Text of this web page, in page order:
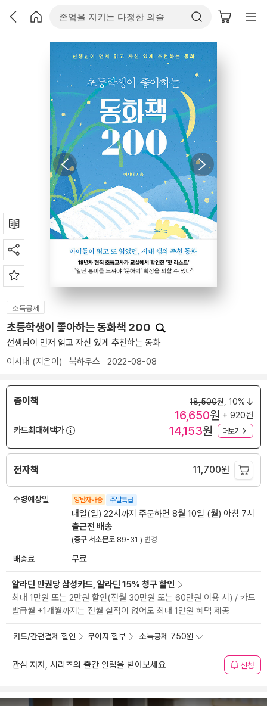
소득공제
초등학생이 좋아하는 동화책 200
선생님이 먼저 읽고 자신 있게 추천하는 동화
이시내 (지은이) 북하우스 2022-08-08
종이책 18,500원, 10%
16,650원 + 920원
카드최대혜택가
14,153원 더보기
전자책 11,700원
수령예상일 양탄자배송 주말특급
내일(일) 22시까지 주문하면 8월 10일 (월) 아침 7시
출근전 배송
(중구 서소문로 89-31 ) 변경
배송료 무료
알라딘 만권당 삼성카드, 알라딘 15% 청구 할인
최대 1만원 또는 2만원 할인(전월 30만원 또는 60만원 이용 시) / 카드
발급월 +1개월까지는 전월 실적이 없어도 최대 1만원 혜택 제공
카드/간편결제 할인 무이자 할부 소득공제 750원
관심 저자, 시리즈의 출간 알림을 받아보세요 신청